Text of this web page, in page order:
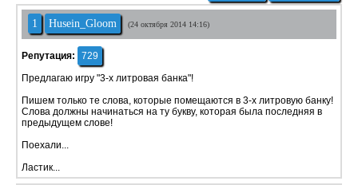
1 Husein_Gloom (24 октября 2014 14:16)
Репутация:
729
Предлагаю игру "3-х литровая банка"!
Пишем только те слова, которые помещаются в 3-х литровую банку!
Слова должны начинаться на ту букву, которая была последняя в
предыдущем слове!
Поехали...
Ластик...